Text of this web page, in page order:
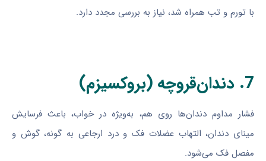
با تورم و تب همراه شد، نیاز به بررسی مجدد دارد.
7. دندان‌قروچه (بروکسیزم)
فشار مداوم دندان‌ها روی هم، به‌ویژه در خواب، باعث فرسایش
مینای دندان، التهاب عضلات فک و درد ارجاعی به گونه، گوش و
مفصل فک می‌شود.